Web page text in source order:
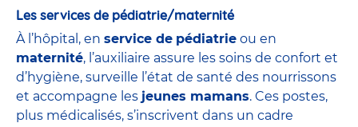
Les services de pédiatrie/maternité
À l’hôpital, en service de pédiatrie ou en
maternité, l’auxiliaire assure les soins de confort et
d’hygiène, surveille l’état de santé des nourrissons
et accompagne les jeunes mamans. Ces postes,
plus médicalisés, s’inscrivent dans un cadre